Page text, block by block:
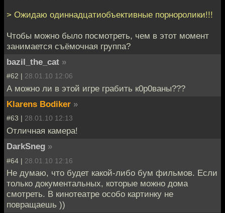
> Ожидаю одиннадцатиобъективные порноролики!!!
Чтобы можно было посмотреть, чем в этот момент
занимается съёмочная группа?
bazil_the_cat »
#62 | 28.01.10 12:06
А можно ли в этой игре грабить к0р0ваны???
Klarens Bodiker »
#63 | 28.01.10 12:13
Отличная камера!
DarkSneg »
#64 | 28.01.10 12:16
Не думаю, что будет какой-либо бум фильмов. Если
только документальных, которые можно дома
смотреть. В кинотеатре особо картинку не
повращаешь ))